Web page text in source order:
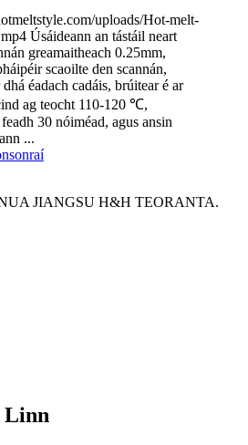
uploads/Hot-melt-
Úsáideann an tástáil neart
greamaitheach 0.25mm,
scaoilte den scannán,
éadach cadáis, brúitear é ar
ag teocht 110-120 ℃,
30 nóiméad, agus ansin
...
JIANGSU H&H TEORANTA.
Linn